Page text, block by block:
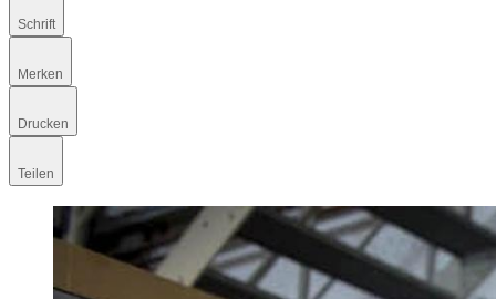
Schrift
Merken
Drucken
Teilen